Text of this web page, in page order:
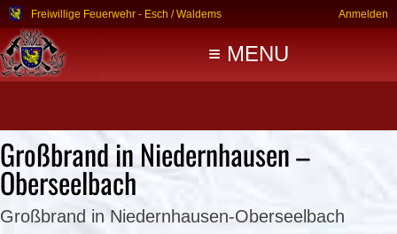
Freiwillige Feuerwehr - Esch / Waldems Anmelden
≡ MENU
Großbrand in Niedernhausen –
Oberseelbach
Großbrand in Niedernhausen-Oberseelbach